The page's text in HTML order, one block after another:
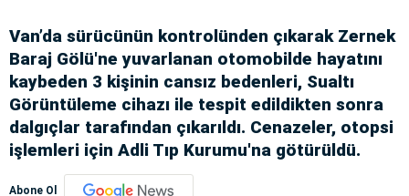
Van’da sürücünün kontrolünden çıkarak Zernek
Baraj Gölü'ne yuvarlanan otomobilde hayatını
kaybeden 3 kişinin cansız bedenleri, Sualtı
Görüntüleme cihazı ile tespit edildikten sonra
dalgıçlar tarafından çıkarıldı. Cenazeler, otopsi
işlemleri için Adli Tıp Kurumu'na götürüldü.
Abone Ol